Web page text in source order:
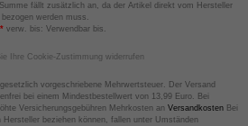
fällt zusätzlich an, da der Artikel direkt vom Hersteller
bezogen werden muss.
verw. bis: Verwendbar bis.
Ihre Cookie-Zustimmung widerrufen
vorgeschriebene Mehrwertsteuer. Der Versand
bei einem Mindestbestellwert von 13,99 Euro. Bei
Versicherungsgebühren Mehrkosten an VersandkostenBei
beziehen können, fallen unter Umständen